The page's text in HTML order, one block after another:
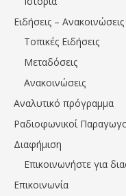
Ειδήσεις – Ανακοινώσεις
Τοπικές Ειδήσεις
Μεταδόσεις
Ανακοινώσεις
Αναλυτικό πρόγραμμα
Ραδιοφωνικοί
Διαφήμιση
Επικοινωνήστε για
Επικοινωνία